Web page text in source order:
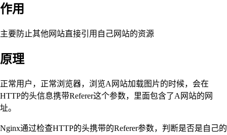
作用
主要防止其他网站直接引用自己网站的资源
原理
正常用户，正常浏览器，浏览A网站加载图片的时候，会在
HTTP的头信息携带Referer这个参数，里面包含了A网站的网
址。
Nginx通过检查HTTP的头携带的Referer参数，判断是否是自己的